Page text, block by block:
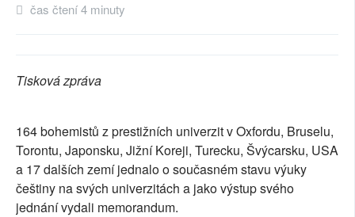
PLNÁ VERZE STRÁNEK
čas čtení 4 minuty
Tisková zpráva
164 bohemistů z prestižních univerzit v Oxfordu, Bruselu,
Torontu, Japonsku, Jižní Koreji, Turecku, Švýcarsku, USA
a 17 dalších zemí jednalo o současném stavu výuky
češtiny na svých univerzitách a jako výstup svého
jednání vydali memorandum.